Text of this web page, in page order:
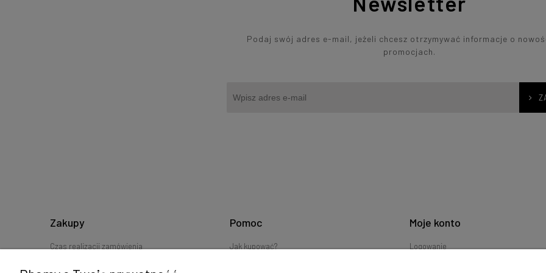
Podaj swój adres e-mail, jeżeli chcesz otrzymywać informacje o
promocjach.
Zakupy
Czas realizacji zamówienia
Pomoc
Jak kupować?
Moje konto
Logowanie